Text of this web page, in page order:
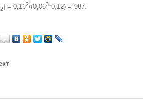
2] = 0,162/(0,063*0,12) = 987.